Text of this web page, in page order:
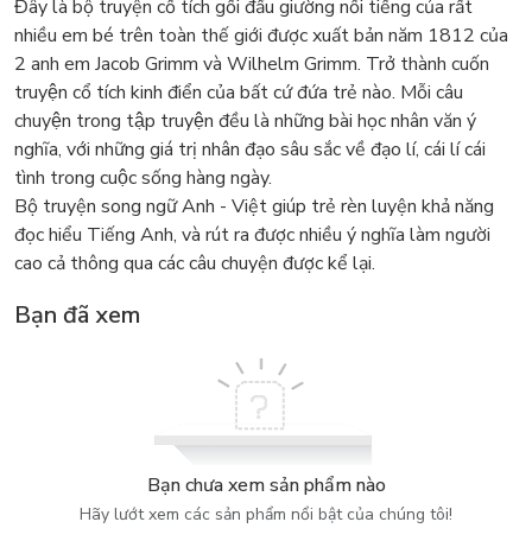
Đây là bộ truyện cổ tích gối đầu giường nổi tiếng của rất
nhiều em bé trên toàn thế giới được xuất bản năm 1812 của
2 anh em Jacob Grimm và Wilhelm Grimm. Trở thành cuốn
truyện cổ tích kinh điển của bất cứ đứa trẻ nào. Mỗi câu
chuyện trong tập truyện đều là những bài học nhân văn ý
nghĩa, với những giá trị nhân đạo sâu sắc về đạo lí, cái lí cái
tình trong cuộc sống hàng ngày.
Bộ truyện song ngữ Anh - Việt giúp trẻ rèn luyện khả năng
đọc hiểu Tiếng Anh, và rút ra được nhiều ý nghĩa làm người
cao cả thông qua các câu chuyện được kể lại.
Bạn đã xem
Bạn chưa xem sản phẩm nào
Hãy lướt xem các sản phẩm nổi bật của chúng tôi!